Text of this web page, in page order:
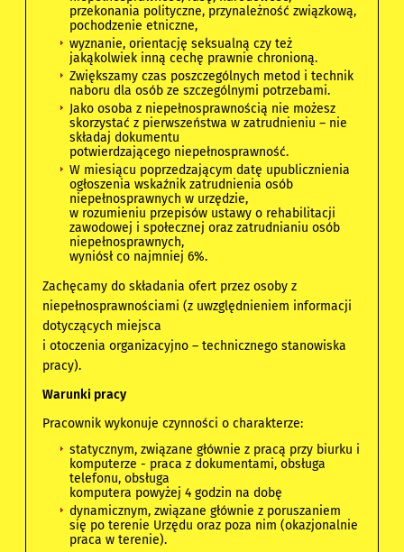
przekonania polityczne, przynależność związkową,
pochodzenie etniczne,
wyznanie, orientację seksualną czy też
jakąkolwiek inną cechę prawnie chronioną.
Zwiększamy czas poszczególnych metod i technik
naboru dla osób ze szczególnymi potrzebami.
Jako osoba z niepełnosprawnością nie możesz
skorzystać z pierwszeństwa w zatrudnieniu – nie
składaj dokumentu
potwierdzającego niepełnosprawność.
W miesiącu poprzedzającym datę upublicznienia
ogłoszenia wskaźnik zatrudnienia osób
niepełnosprawnych w urzędzie,
w rozumieniu przepisów ustawy o rehabilitacji
zawodowej i społecznej oraz zatrudnianiu osób
niepełnosprawnych,
wyniósł co najmniej 6%.
Zachęcamy do składania ofert przez osoby z
niepełnosprawnościami (z uwzględnieniem informacji
dotyczących miejsca
i otoczenia organizacyjno – technicznego stanowiska
pracy).
Warunki pracy
Pracownik wykonuje czynności o charakterze:
statycznym, związane głównie z pracą przy biurku i
komputerze - praca z dokumentami, obsługa
telefonu, obsługa
komputera powyżej 4 godzin na dobę
dynamicznym, związane głównie z poruszaniem
się po terenie Urzędu oraz poza nim (okazjonalnie
praca w terenie).